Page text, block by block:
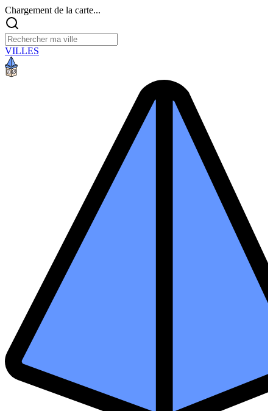
Chargement de la carte...
VILLES